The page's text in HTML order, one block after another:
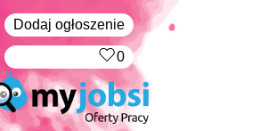
Dodaj ogłoszenie
0